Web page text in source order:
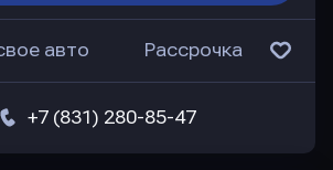
авто Рассрочка
+7 (831) 280-85-47